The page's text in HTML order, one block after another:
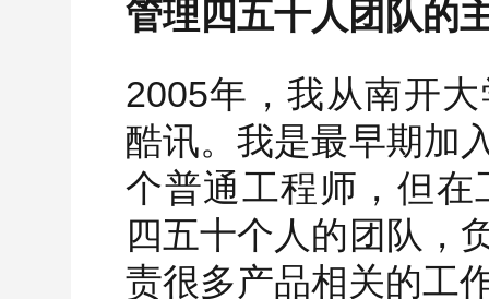
管理四五十人团队的
2005年，我从南开
酷讯。我是最早期加
个普通工程师，但
四五十个人的团队，
责很多产品相关的工